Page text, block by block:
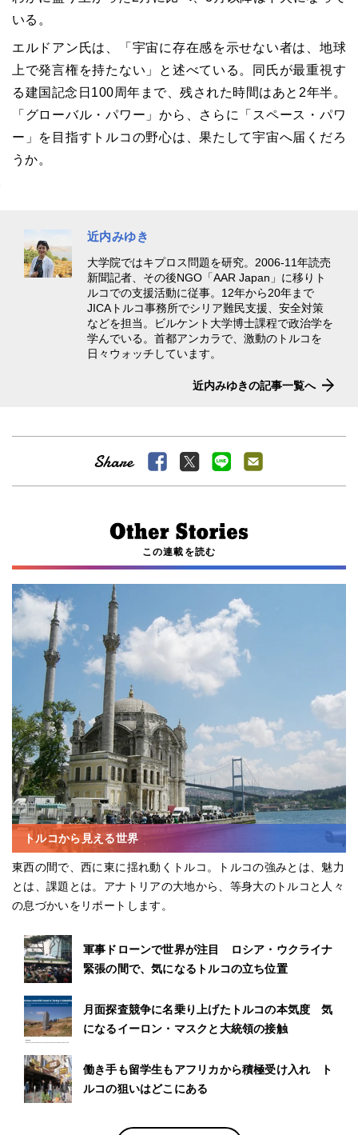
いる。
エルドアン氏は、「宇宙に存在感を示せない者は、地球
上で発言権を持たない」と述べている。同氏が最重視す
る建国記念日100周年まで、残された時間はあと2年半。
「グローバル・パワー」から、さらに「スペース・パワ
ー」を目指すトルコの野心は、果たして宇宙へ届くだろ
うか。
近内みゆき
大学院ではキプロス問題を研究。2006‐11年読売
新聞記者、その後NGO「AAR Japan」に移りト
ルコでの支援活動に従事。12年から20年まで
JICAトルコ事務所でシリア難民支援、安全対策
などを担当。ビルケント大学博士課程で政治学を
学んでいる。首都アンカラで、激動のトルコを
日々ウォッチしています。
近内みゆきの記事一覧へ
この連載を読む
トルコから見える世界
東西の間で、西に東に揺れ動くトルコ。トルコの強みとは、魅力
とは、課題とは。アナトリアの大地から、等身大のトルコと人々
の息づかいをリポートします。
軍事ドローンで世界が注目 ロシア・ウクライナ
緊張の間で、気になるトルコの立ち位置
月面探査競争に名乗り上げたトルコの本気度 気
になるイーロン・マスクと大統領の接触
働き手も留学生もアフリカから積極受け入れ ト
ルコの狙いはどこにある